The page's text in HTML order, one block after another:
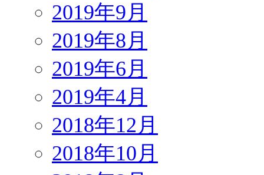
2019年9月
2019年8月
2019年6月
2019年4月
2018年12月
2018年10月